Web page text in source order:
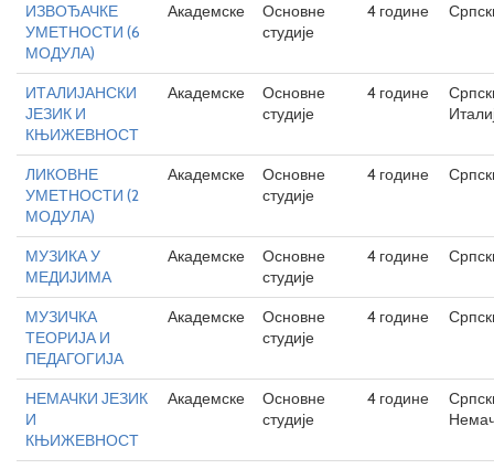
ИЗВОЂАЧКЕ
УМЕТНОСТИ (6
МОДУЛА)
Академске
Основне
студије
4 године
ИТАЛИЈАНСКИ
ЈЕЗИК И
КЊИЖЕВНОСТ
Академске
Основне
студије
4 године
ЛИКОВНЕ
УМЕТНОСТИ (2
МОДУЛА)
Академске
Основне
студије
4 године
МУЗИКА У
МЕДИЈИМА
Академске
Основне
студије
4 године
МУЗИЧКА
ТЕОРИЈА И
ПЕДАГОГИЈА
Академске
Основне
студије
4 године
НЕМАЧКИ ЈЕЗИК
И
КЊИЖЕВНОСТ
Академске
Основне
студије
4 године